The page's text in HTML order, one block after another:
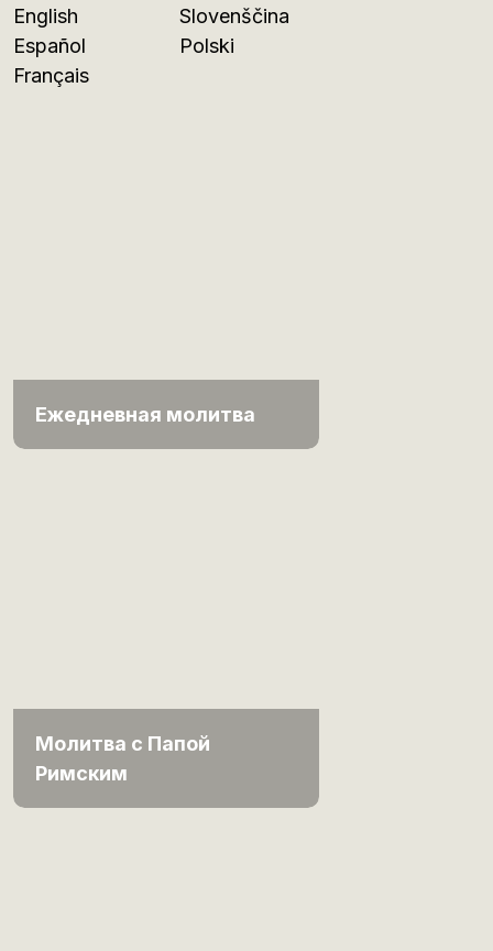
English
Español
Français
Slovenščina
Polski
Ежедневная молитва
Молитва с Папой
Римским